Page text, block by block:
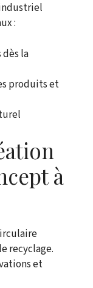
:
la
produits et
à
recyclage.
et